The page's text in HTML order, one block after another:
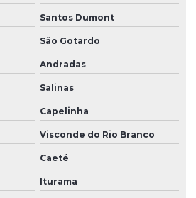
Santos Dumont
São Gotardo
Andradas
Salinas
Capelinha
Visconde do Rio Branco
Caeté
Iturama